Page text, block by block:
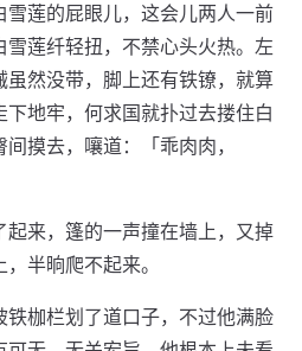
莲的屁眼儿，这会儿两人一前
莲纤轻扭，不禁心头火热。左
然没带，脚上还有铁镣，就算
地牢，何求国就扑过去搂住白
摸去，嚷道：「乖肉肉，
来，篷的一声撞在墙上，又掉
半晌爬不起来。
枷栏划了道口子，不过他满脸